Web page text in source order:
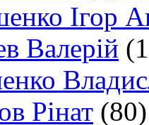
Ігор
Валерій
Рінат (80)